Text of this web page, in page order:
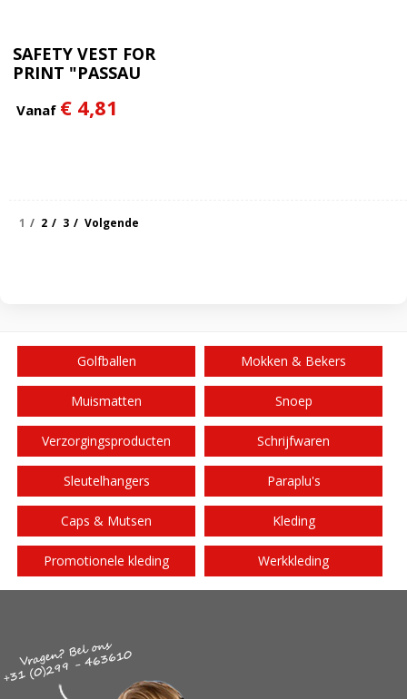
SAFETY VEST FOR
PRINT "PASSAU
Vanaf € 4,81
1 2 3 Volgende
Golfballen Mokken & Bekers
Muismatten Snoep
Verzorgingsproducten Schrijfwaren
Sleutelhangers Paraplu's
Caps & Mutsen Kleding
Promotionele kleding Werkkleding